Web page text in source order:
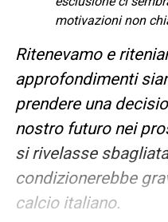
motivazioni non
Ritenevamo e
approfondimenti
prendere una
nostro futuro nei
si rivelasse
condizionerebbe
calcio italiano.